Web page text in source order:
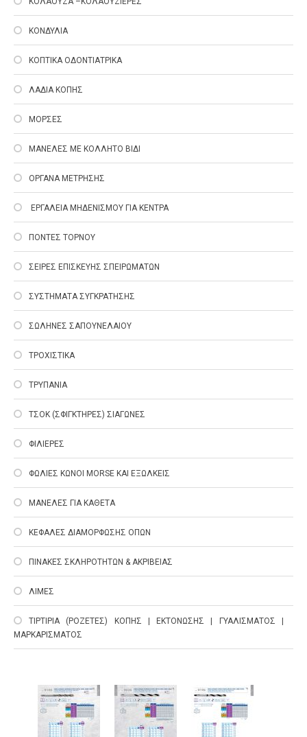
ΚΟΝΔΥΛΙΑ
ΚΟΠΤΙΚΑ ΟΔΟΝΤΙΑΤΡΙΚΑ
ΛΑΔΙΑ ΚΟΠΗΣ
ΜΟΡΣΕΣ
ΜΑΝΕΛΕΣ ΜΕ ΚΟΛΛΗΤΟ ΒΙΔΙ
ΟΡΓΑΝΑ ΜΕΤΡΗΣΗΣ
EΡΓΑΛΕΙΑ ΜΗΔΕΝΙΣΜΟΥ ΓΙΑ ΚΕΝΤΡΑ
ΠΟΝΤΕΣ ΤΟΡΝΟΥ
ΣΕΙΡΕΣ ΕΠΙΣΚΕΥΗΣ ΣΠΕΙΡΩΜΑΤΩΝ
ΣΥΣΤΗΜΑΤΑ ΣΥΓΚΡΑΤΗΣΗΣ
ΣΩΛΗΝΕΣ ΣΑΠΟΥΝΕΛΑΙΟΥ
ΤΡΟΧΙΣΤΙΚΑ
ΤΡΥΠΑΝΙΑ
ΤΣΟΚ (ΣΦΙΓΚΤΗΡΕΣ) ΣΙΑΓΩΝΕΣ
ΦΙΛΙΕΡΕΣ
ΦΩΛΙΕΣ ΚΩΝΟΙ MORSE ΚΑΙ ΕΞΩΛΚΕΙΣ
ΜΑΝΕΛΕΣ ΓΙΑ ΚΑΘΕΤΑ
ΚΕΦΑΛΕΣ ΔΙΑΜΟΡΦΩΣΗΣ ΟΠΩΝ
ΠΙΝΑΚΕΣ ΣΚΛΗΡΟΤΗΤΩΝ & ΑΚΡΙΒΕΙΑΣ
ΛΙΜΕΣ
ΤΙΡΤΙΡΙΑ (ΡΟΖΕΤΕΣ) ΚΟΠΗΣ | ΕΚΤΟΝΩΣΗΣ | ΓΥΑΛΙΣΜΑΤΟΣ |
ΜΑΡΚΑΡΙΣΜΑΤΟΣ